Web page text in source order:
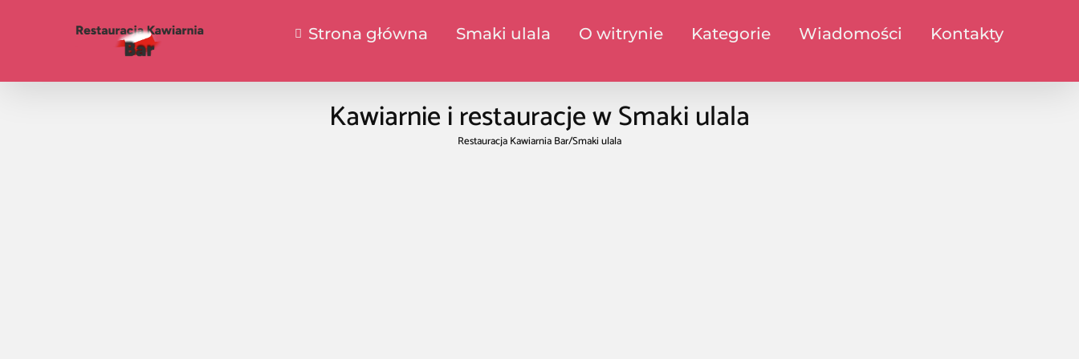
Strona główna Smaki ulala O witrynie Kategorie Wiadomości Kontakty
Kawiarnie i restauracje w Smaki ulala
Restauracja Kawiarnia Bar/Smaki ulala